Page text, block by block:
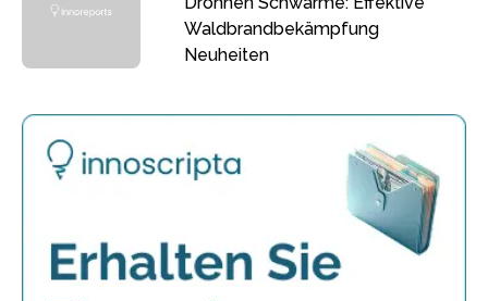
Waldbrandbekämpfung
Neuheiten